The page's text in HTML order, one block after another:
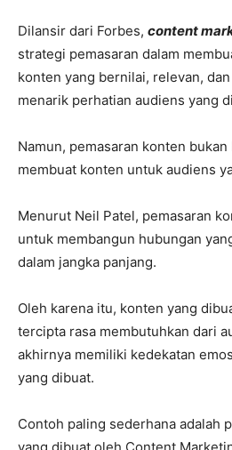
Dilansir dari Forbes, content
strategi pemasaran dalam
konten yang bernilai, relevan,
menarik perhatian audiens yang
Namun, pemasaran konten
membuat konten untuk audiens
Menurut Neil Patel, pemasaran
untuk membangun hubungan
dalam jangka panjang.
Oleh karena itu, konten yang
tercipta rasa membutuhkan dari
akhirnya memiliki kedekatan
yang dibuat.
Contoh paling sederhana adalah